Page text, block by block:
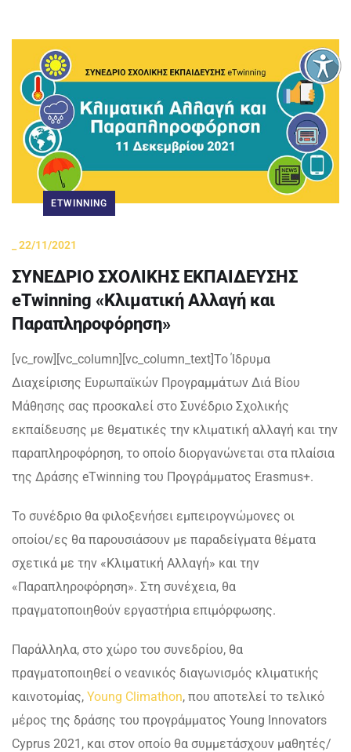
ETWINNING
22/11/2021
ΣΥΝΕΔΡΙΟ ΣΧΟΛΙΚΗΣ ΕΚΠΑΙΔΕΥΣΗΣ
eTwinning «Κλιματική Αλλαγή και
Παραπληροφόρηση»
[vc_row][vc_column][vc_column_text]Το Ίδρυμα
Διαχείρισης Ευρωπαϊκών Προγραμμάτων Διά Βίου
Μάθησης σας προσκαλεί στο Συνέδριο Σχολικής
εκπαίδευσης με θεματικές την κλιματική αλλαγή και την
παραπληροφόρηση, το οποίο διοργανώνεται στα πλαίσια
της Δράσης eTwinning του Προγράμματος Erasmus+.
Το συνέδριο θα φιλοξενήσει εμπειρογνώμονες οι
οποίοι/ες θα παρουσιάσουν με παραδείγματα θέματα
σχετικά με την «Κλιματική Αλλαγή» και την
«Παραπληροφόρηση». Στη συνέχεια, θα
πραγματοποιηθούν εργαστήρια επιμόρφωσης.
Παράλληλα, στο χώρο του συνεδρίου, θα
πραγματοποιηθεί ο νεανικός διαγωνισμός κλιματικής
καινοτομίας, Young Climathon, που αποτελεί το τελικό
μέρος της δράσης του προγράμματος Young Innovators
Cyprus 2021, και στον οποίο θα συμμετάσχουν μαθητές/